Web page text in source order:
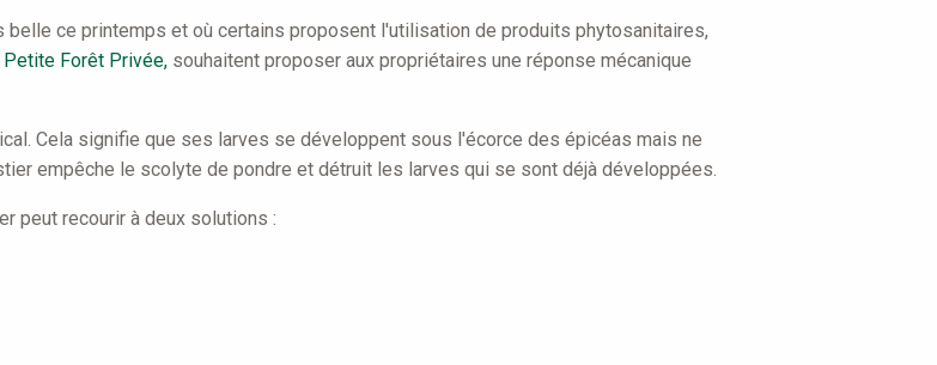
ce printemps et où certains proposent l'utilisation de produits phytosanitaires,
Forêt Privée, souhaitent proposer aux propriétaires une réponse mécanique
Cela signifie que ses larves se développent sous l'écorce des épicéas mais ne
empêche le scolyte de pondre et détruit les larves qui se sont déjà développées.
peut recourir à deux solutions :